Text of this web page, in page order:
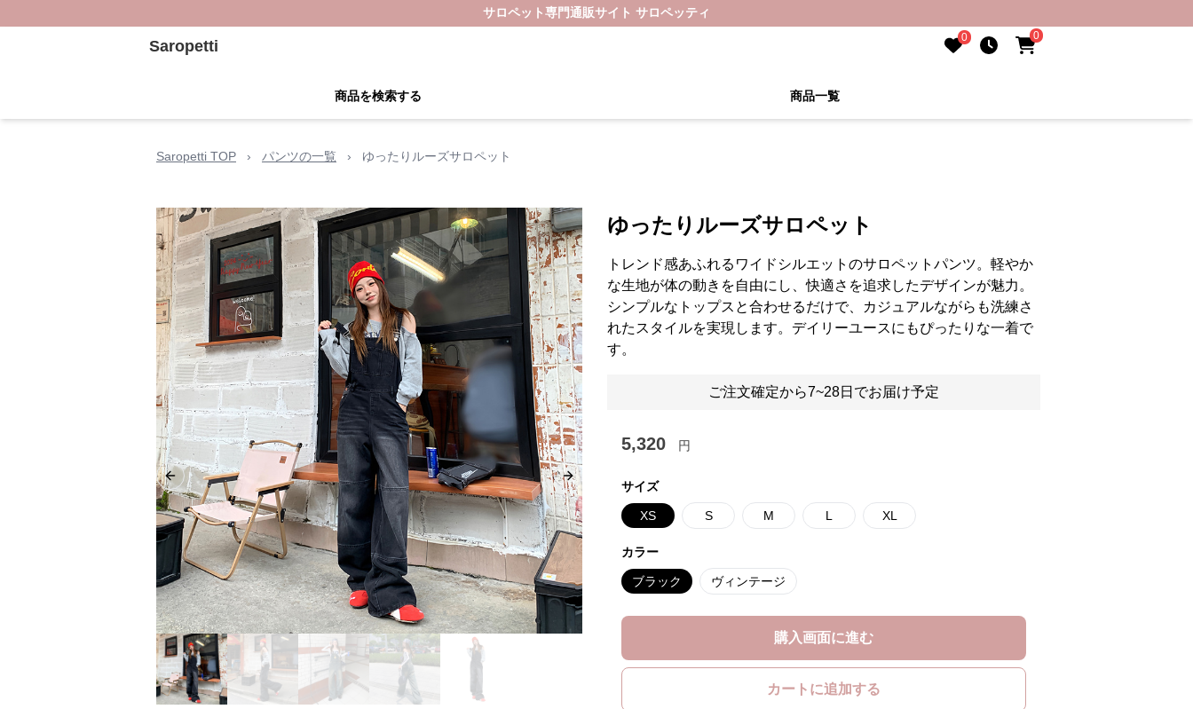
サロペット専門通販サイト サロペッティ
Saropetti 0 0
商品を検索する 商品一覧
Saropetti TOP › パンツの一覧 › ゆったりルーズサロペット
Previous slide Next slide
ゆったりルーズサロペット
トレンド感あふれるワイドシルエットのサロペットパンツ。軽やか
な生地が体の動きを自由にし、快適さを追求したデザインが魅力。
シンプルなトップスと合わせるだけで、カジュアルながらも洗練さ
れたスタイルを実現します。デイリーユースにもぴったりな一着で
す。
ご注文確定から7~28日でお届け予定
5,320 円
サイズ
XS S M L XL
カラー
ブラック ヴィンテージ
購入画面に進む
カートに追加する